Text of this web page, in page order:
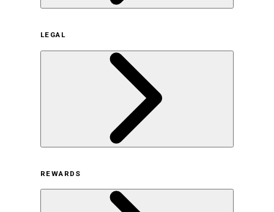
サステナビリティの取り組み（日本）
サステナビリティの取り組み（米国/英語）
ヒストリー
採用情報
LEGAL
オンラインストア利用規約
プライバシーポリシー
REWARDS